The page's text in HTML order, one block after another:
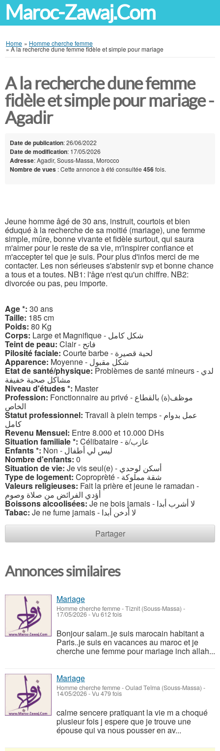
Maroc-Zawaj.Com
Home » Homme cherche femme
»A la recherche dune femme fidèle et simple pour mariage
A la recherche dune femme
fidèle et simple pour mariage -
Agadir
Date de publication: 26/06/2022
Date de modification: 17/05/2026
Adresse: Agadir, Souss-Massa, Morocco
Nombre de vues : Cette annonce à été consultée 456fois.
Jeune homme âgé de 30 ans, instruit, courtois et bien
éduqué à la recherche de sa moitié (mariage), une femme
simple, mûre, bonne vivante et fidèle surtout, qui saura
m'aimer pour le reste de sa vie, m'inspirer confiance et
m'accepter tel que je suis. Pour plus d'infos merci de me
contacter. Les non sérieuses s'abstenir svp et bonne chance
a tous et a toutes. NB1: l'âge n'est qu'un chiffre. NB2:
divorcée ou pas, peu importe.
Age *: 30 ans
Taille: 185 cm
Poids: 80 Kg
Corps: Large et Magnifique - شكل كامل
Teint de peau: Clair - فاتح
Pilosité faciale: Courte barbe - لحية قصيرة
Apparence: Moyenne - شكل مقبول
Etat de santé/physique: Problèmes de santé mineurs - لدي
مشاكل صحية خفيفة
Niveau d'études *: Master
Profession: Fonctionnaire au privé - موظف(ة) بالقطاع
الخاص
Statut professionnel: Travail à plein temps - عمل بدوام
كامل
Revenu Mensuel: Entre 8.000 et 10.000 DHs
Situation familiale *: Célibataire - عازب/ة
Enfants *: Non - ليس لي أطفال
Nombre d'enfants: 0
Situation de vie: Je vis seul(e) - أسكن لوحدي
Type de logement: Coproprèté - شقة مملوكة
Valeurs religieuses: Fait la prière et jeune le ramadan -
أؤدي الفرائض من صلاة وصوم
Boissons alcoolisées: Je ne bois jamais - لا أشرب أبدا
Tabac:
Je ne fume jamais - لا أدخن أبدا
Partager
Annonces similaires
Mariage
Homme cherche femme-Tiznit (Souss-Massa) -
17/05/2026 - Vu 612 fois
Bonjour salam..je suis marocain habitant a
Paris..je suis en vacances au maroc et je
cherche une femme pour mariage inch allah...
Mariage
Homme cherche femme-Oulad Teïma (Souss-Massa) -
14/05/2026 - Vu 479 fois
calme sencere pratiquant la vie m a choqué
plusieur fois j espere que je trouve une
épouse qui va nous pousser en av...